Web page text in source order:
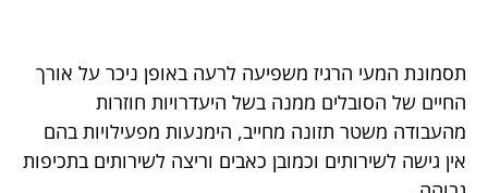
תסמונת המעי הרגיז משפיעה לרעה באופן ניכר על אורך
החיים של הסובלים ממנה בשל היעדרויות חוזרות
מהעבודה משטר תזונה מחייב, הימנעות מפעילויות בהם
אין גישה לשירותים וכמובן כאבים וריצה לשירותים בתכיפות